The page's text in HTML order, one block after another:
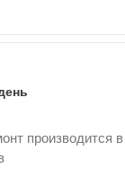
производится